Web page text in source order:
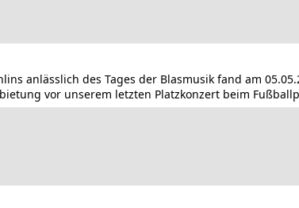
anlässlich des Tages der Blasmusik fand am
vor unserem letzten Platzkonzert beim